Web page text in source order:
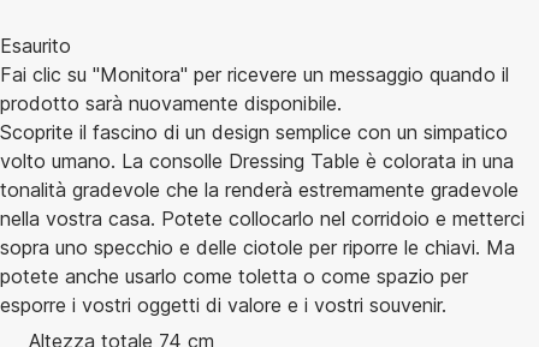
Esaurito
Fai clic su "Monitora" per ricevere un messaggio quando il
prodotto sarà nuovamente disponibile.
Scoprite il fascino di un design semplice con un simpatico
volto umano. La consolle Dressing Table è colorata in una
tonalità gradevole che la renderà estremamente gradevole
nella vostra casa. Potete collocarlo nel corridoio e metterci
sopra uno specchio e delle ciotole per riporre le chiavi. Ma
potete anche usarlo come toletta o come spazio per
esporre i vostri oggetti di valore e i vostri souvenir.
Altezza totale 74 cm